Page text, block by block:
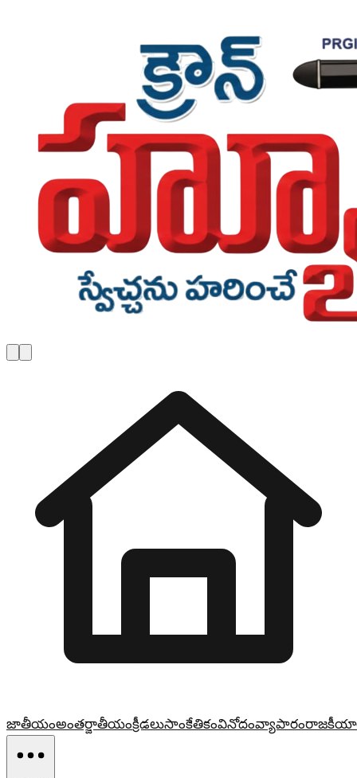
జాతీయంఅంతర్జాతీయంక్రీడలుసాంకేతికంవినోదంవ్యాపారం